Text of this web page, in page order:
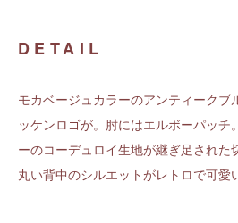
DETAIL
モカベージュカラーのアンティークブ
ッケンロゴが。肘にはエルボーパッチ
ーのコーデュロイ生地が継ぎ足された
丸い背中のシルエットがレトロで可愛